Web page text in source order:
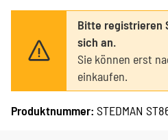
Bitte registrieren
sich an.
Sie können erst
einkaufen.
Produktnummer: STEDMAN